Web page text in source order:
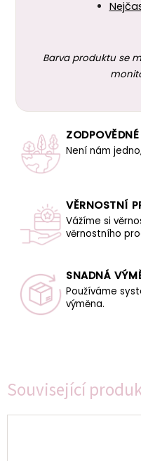
Související
Barva produktu se
Není nám
VĚRNOSTNÍ
Vážíme si
věrnostního
SNADNÁ
Používáme
výměna.